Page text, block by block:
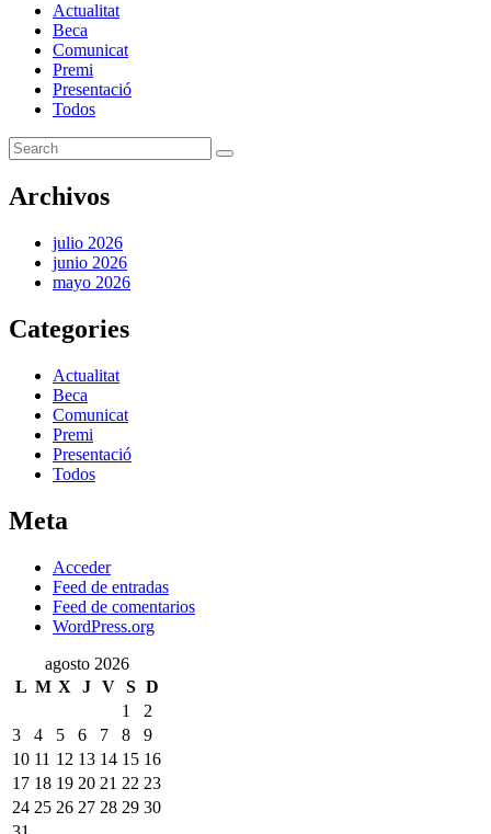
Actualitat
Beca
Comunicat
Premi
Presentació
Todos
Archivos
julio 2026
junio 2026
mayo 2026
Categories
Actualitat
Beca
Comunicat
Premi
Presentació
Todos
Meta
Acceder
Feed de entradas
Feed de comentarios
WordPress.org
agosto 2026
L M X J V S D
1
2
3
4 5 6 7 8
9
10 11 12 13 14 15 16
17 18 19 20 21 22 23
24 25 26 27 28 29 30